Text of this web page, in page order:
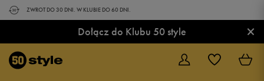
ZWROT DO 30 DNI. W KLUBIE DO 60 DNI.
Dołącz do Klubu 50 style ×